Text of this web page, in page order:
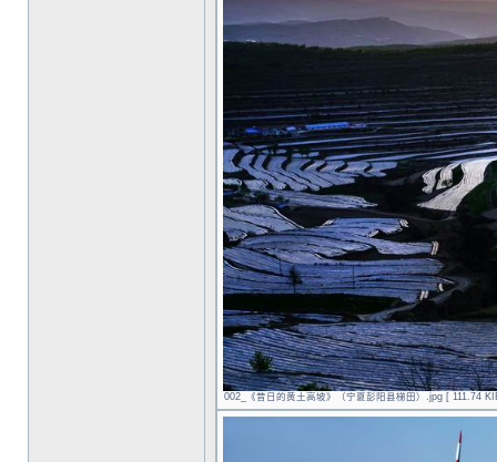
002_《昔日的黄土高坡》（宁夏彭阳县梯田）.jpg [ 111.74